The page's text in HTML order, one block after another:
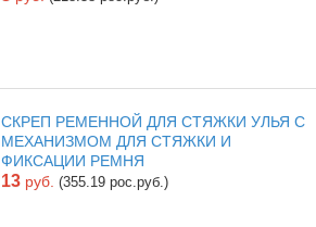
СКРЕП РЕМЕННОЙ ДЛЯ СТЯЖКИ УЛЬЯ С
МЕХАНИЗМОМ ДЛЯ СТЯЖКИ И
ФИКСАЦИИ РЕМНЯ
13 руб. (355.19 рос.руб.)